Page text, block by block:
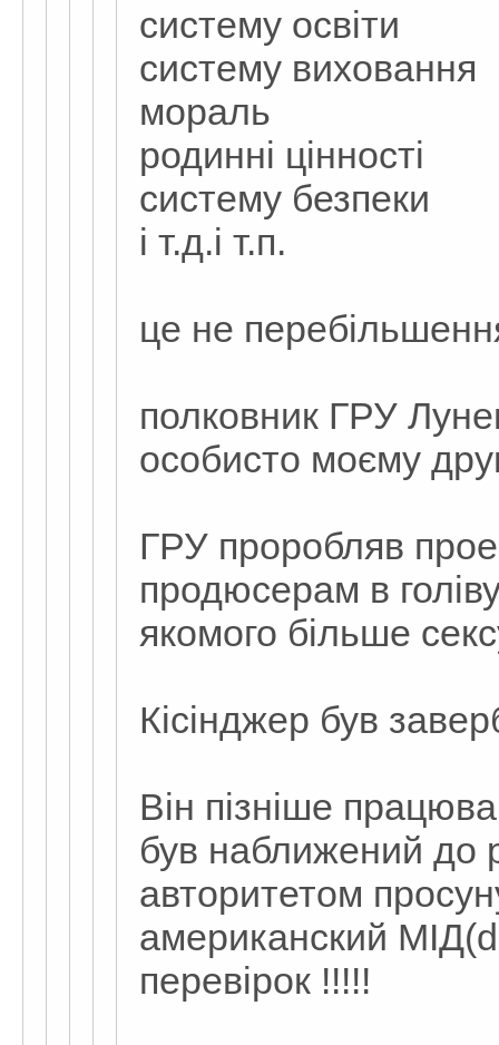
систему освіти
систему виховання
мораль
родинні цінності
систему безпеки
і т.д.і т.п.
це не
полковник ГРУ
особисто моєму
ГРУ проробляв
продюсерам в
якомого більше
Кісінджер був
Він пізніше
був наближений до
авторитетом
американский
перевірок !!!!!